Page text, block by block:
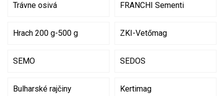
Trávne osivá FRANCHI Sementi
Hrach 200 g-500 g ZKI-Vetőmag
SEMO SEDOS
Bulharské rajčiny Kertimag